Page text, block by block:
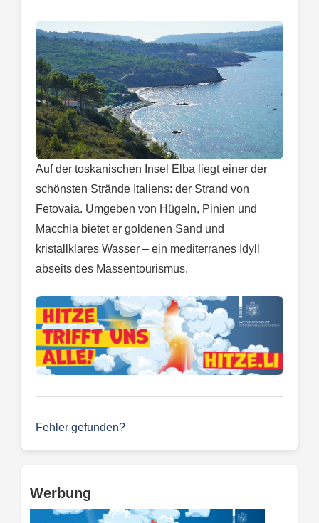
Auf der toskanischen Insel Elba liegt einer der
schönsten Strände Italiens: der Strand von
Fetovaia. Umgeben von Hügeln, Pinien und
Macchia bietet er goldenen Sand und
kristallklares Wasser – ein mediterranes Idyll
abseits des Massentourismus.
Fehler gefunden?
Werbung